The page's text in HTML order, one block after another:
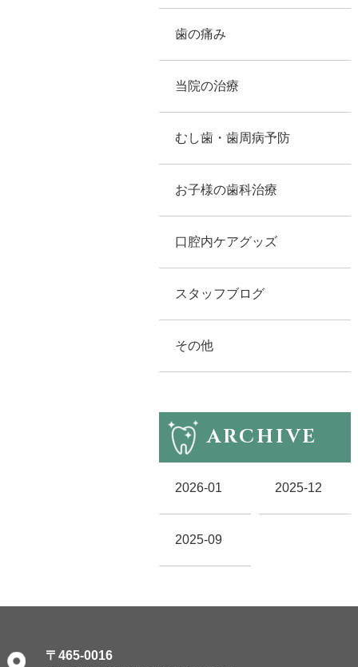
歯の痛み
当院の治療
むし歯・歯周病予防
お子様の歯科治療
口腔内ケアグッズ
スタッフブログ
その他
ARCHIVE
2026-01 2025-12
2025-09
〒465-0016